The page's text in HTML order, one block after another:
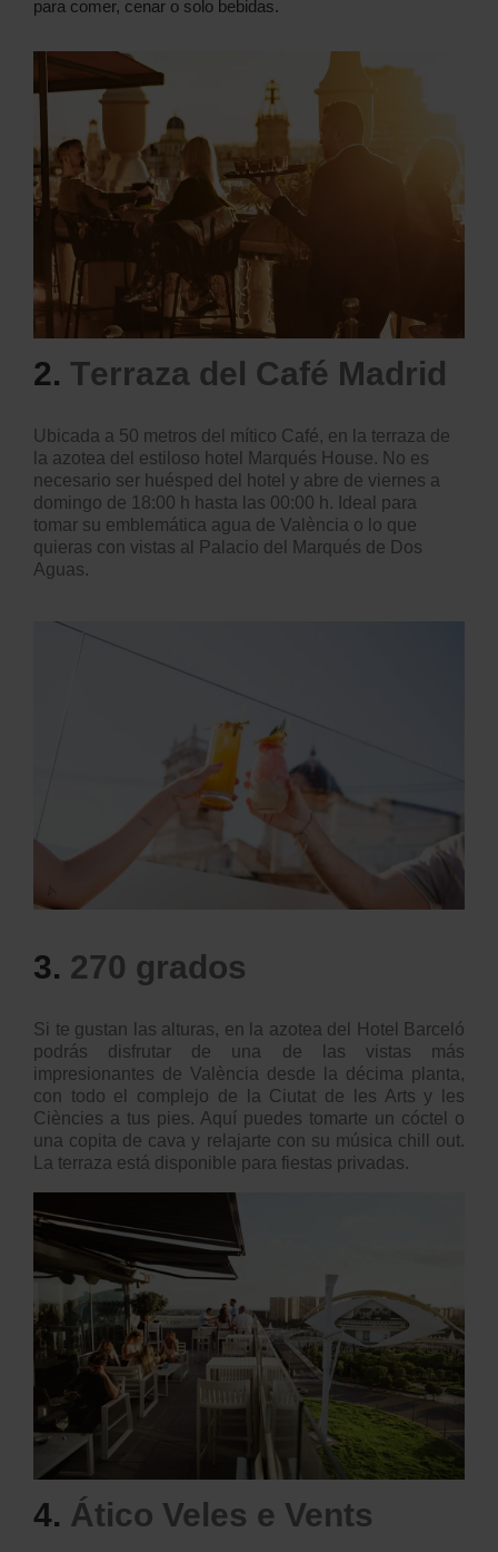
para comer, cenar o solo bebidas.
2. Terraza del Café Madrid
Ubicada a 50 metros del mítico Café, en la terraza de
la azotea del estiloso hotel Marqués House. No es
necesario ser huésped del hotel y abre de viernes a
domingo de 18:00 h hasta las 00:00 h. Ideal para
tomar su emblemática agua de València o lo que
quieras con vistas al Palacio del Marqués de Dos
Aguas.
3. 270 grados
Si te gustan las alturas, en la azotea del Hotel Barceló
podrás disfrutar de una de las vistas más
impresionantes de València desde la décima planta,
con todo el complejo de la Ciutat de les Arts y les
Ciències a tus pies. Aquí puedes tomarte un cóctel o
una copita de cava y relajarte con su música chill out.
La terraza está disponible para fiestas privadas.
4. Ático Veles e Vents